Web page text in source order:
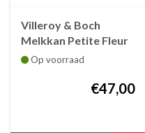
Villeroy & Boch
Melkkan Petite Fleur
Op voorraad
€47,00